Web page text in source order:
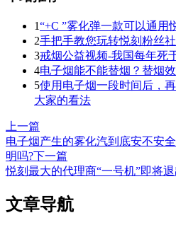
1“+C ”雾化弹一款可以通用
2手把手教您玩转悦刻粉丝社
3戒烟公益视频-我国每年死
4电子烟能不能替烟？替烟
5使用电子烟一段时间后，
大家的看法
上一篇
电子烟产生的雾化汽到底安不安
明吗?下一篇
悦刻最大的代理商“一号机”即将
文章导航